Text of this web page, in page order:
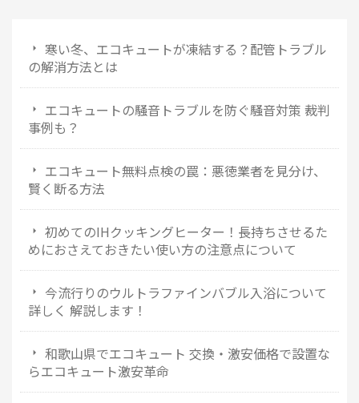
寒い冬、エコキュートが凍結する？配管トラブル
の解消方法とは
エコキュートの騒音トラブルを防ぐ騒音対策 裁判
事例も？
エコキュート無料点検の罠：悪徳業者を見分け、
賢く断る方法
初めてのIHクッキングヒーター！長持ちさせるた
めにおさえておきたい使い方の注意点について
今流行りのウルトラファインバブル入浴について
詳しく 解説します！
和歌山県でエコキュート 交換・激安価格で設置な
らエコキュート激安革命